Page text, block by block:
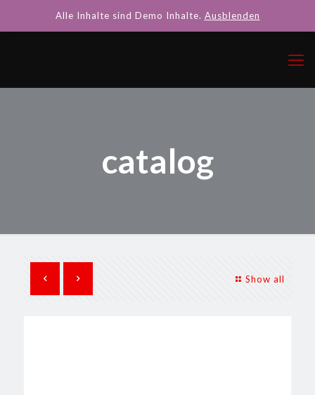
catalog
Show all
Alle Inhalte sind Demo Inhalte. Ausblenden